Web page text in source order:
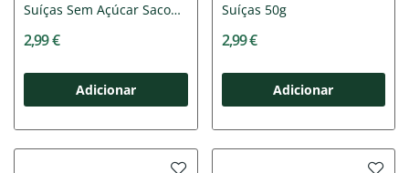
Suíças Sem Açúcar Saco
2,99 €
Adicionar
Suíças 50g
2,99 €
Adicionar